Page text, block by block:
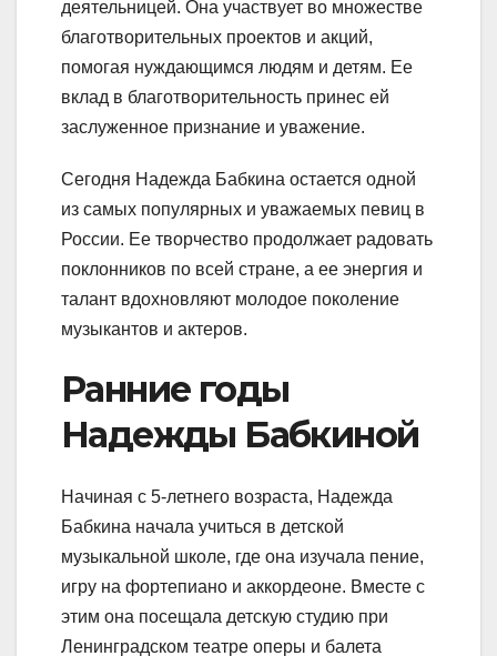
деятельницей. Она участвует во множестве
благотворительных проектов и акций,
помогая нуждающимся людям и детям. Ее
вклад в благотворительность принес ей
заслуженное признание и уважение.
Сегодня Надежда Бабкина остается одной
из самых популярных и уважаемых певиц в
России. Ее творчество продолжает радовать
поклонников по всей стране, а ее энергия и
талант вдохновляют молодое поколение
музыкантов и актеров.
Ранние годы
Надежды Бабкиной
Начиная с 5-летнего возраста, Надежда
Бабкина начала учиться в детской
музыкальной школе, где она изучала пение,
игру на фортепиано и аккордеоне. Вместе с
этим она посещала детскую студию при
Ленинградском театре оперы и балета